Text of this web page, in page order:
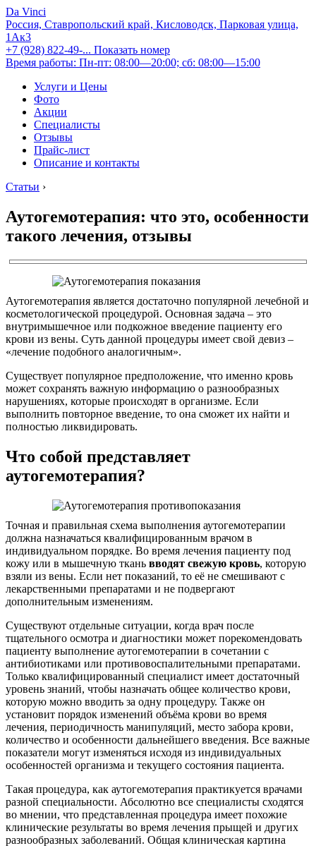
Da Vinci
Россия, Ставропольский край, Кисловодск, Парковая улица,
1Ак3
+7 (928) 822-49-... Показать номер
Время работы: Пн-пт: 08:00—20:00; сб: 08:00—15:00
Услуги и Цены
Фото
Акции
Специалисты
Отзывы
Прайс-лист
Описание и контакты
Статьи ›
Аутогемотерапия: что это, особенности
такого лечения, отзывы
Аутогемотерапия является достаточно популярной лечебной и
косметологической процедурой. Основная задача – это
внутримышечное или подкожное введение пациенту его
крови из вены. Суть данной процедуры имеет свой девиз –
«лечение подобного аналогичным».
Существует популярное предположение, что именно кровь
может сохранять важную информацию о разнообразных
нарушениях, которые происходят в организме. Если
выполнить повторное введение, то она сможет их найти и
полностью ликвидировать.
Что собой представляет
аутогемотерапия?
Точная и правильная схема выполнения аутогемотерапии
должна назначаться квалифицированным врачом в
индивидуальном порядке. Во время лечения пациенту под
кожу или в мышечную ткань вводят свежую кровь, которую
взяли из вены. Если нет показаний, то её не смешивают с
лекарственными препаратами и не подвергают
дополнительным изменениям.
Существуют отдельные ситуации, когда врач после
тщательного осмотра и диагностики может порекомендовать
пациенту выполнение аутогемотерапии в сочетании с
антибиотиками или противовоспалительными препаратами.
Только квалифицированный специалист имеет достаточный
уровень знаний, чтобы назначать общее количество крови,
которую можно вводить за одну процедуру. Также он
установит порядок изменений объёма крови во время
лечения, периодичность манипуляций, место забора крови,
количество и особенности дальнейшего введения. Все важные
показатели могут изменяться исходя из индивидуальных
особенностей организма и текущего состояния пациента.
Такая процедура, как аутогемотерапия практикуется врачами
разной специальности. Абсолютно все специалисты сходятся
во мнении, что представленная процедура имеет похожие
клинические результаты во время лечения прыщей и других
разнообразных заболеваний. Общая клиническая картина